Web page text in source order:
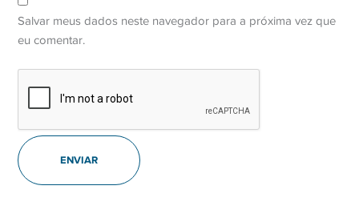
Salvar meus dados neste navegador para a próxima vez que
eu comentar.